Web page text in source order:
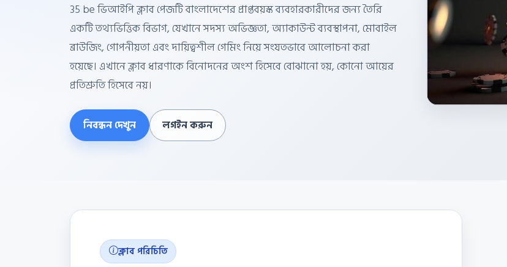
35 be ভিআইপি ক্লাব পেজটি বাংলাদেশের প্রাপ্তবয়স্ক ব্যবহারকারীদের জন্য তৈরি
একটি তথ্যভিত্তিক বিভাগ, যেখানে সদস্য অভিজ্ঞতা, অ্যাকাউন্ট ব্যবস্থাপনা, মোবাইল
ব্রাউজিং, গোপনীয়তা এবং দায়িত্বশীল গেমিং নিয়ে সংযতভাবে আলোচনা করা
হয়েছে। এখানে ক্লাব ধারণাকে বিনোদনের অংশ হিসেবে বোঝানো হয়, কোনো আয়ের
প্রতিশ্রুতি হিসেবে নয়।
নিবন্ধন দেখুন লগইন করুন
ক্লাব পরিচিতি